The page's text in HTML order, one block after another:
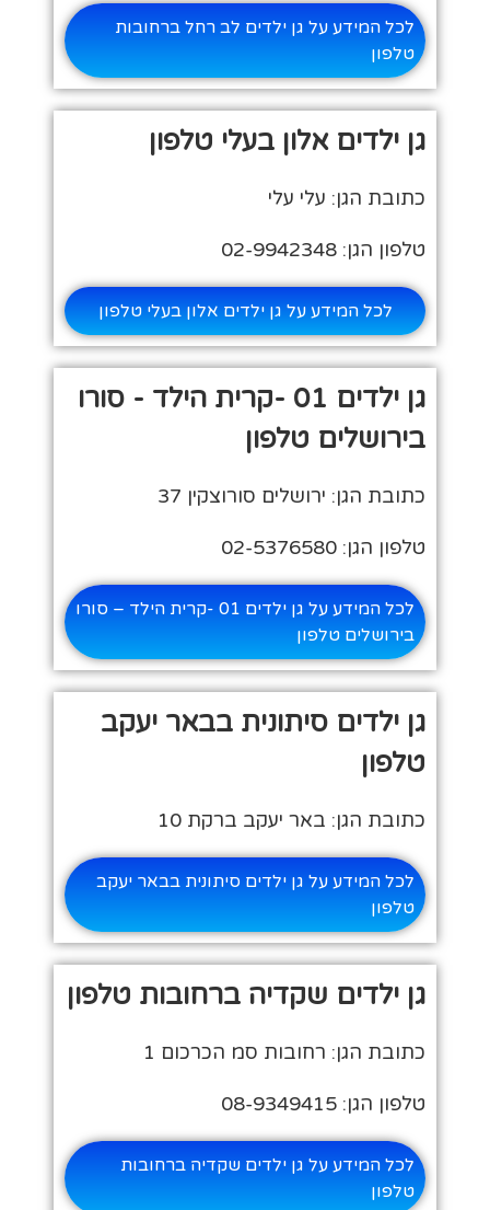
לכל המידע על גן ילדים לב רחל ברחובות
טלפון
גן ילדים אלון בעלי טלפון
כתובת הגן: עלי עלי
טלפון הגן: 02-9942348
לכל המידע על גן ילדים אלון בעלי טלפון
גן ילדים 01 -קרית הילד - סורו
בירושלים טלפון
כתובת הגן: ירושלים סורוצקין 37
טלפון הגן: 02-5376580
לכל המידע על גן ילדים 01 -קרית הילד – סורו
בירושלים טלפון
גן ילדים סיתונית בבאר יעקב
טלפון
כתובת הגן: באר יעקב ברקת 10
לכל המידע על גן ילדים סיתונית בבאר יעקב
טלפון
גן ילדים שקדיה ברחובות טלפון
כתובת הגן: רחובות סמ הכרכום 1
טלפון הגן: 08-9349415
לכל המידע על גן ילדים שקדיה ברחובות
טלפון